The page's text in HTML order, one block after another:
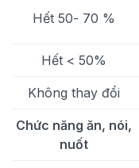
Hết 50- 70 %
Hết < 50%
Không thay đổi
Chức năng ăn, nói,
nuốt